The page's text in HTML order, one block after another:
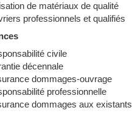
de matériaux de qualité
professionnels et qualifiés
civile
décennale
dommages-ouvrage
professionnelle
dommages aux existants